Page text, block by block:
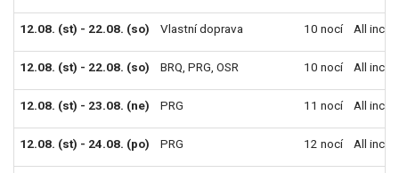
12.08. (st) - 22.08. (so) Vlastní doprava 10 nocí All
12.08. (st) - 22.08. (so) BRQ PRG OSR 10 nocí All
12.08. (st) - 23.08. (ne) PRG 11 nocí All
12.08. (st) - 24.08. (po) PRG 12 nocí All